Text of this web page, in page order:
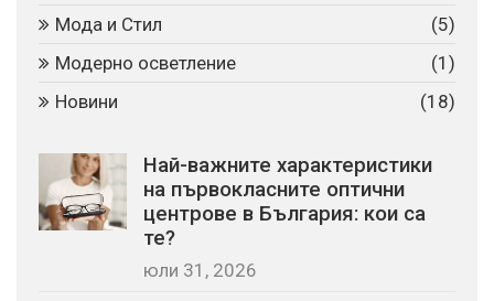
Мода и Стил
(5)
Модерно осветление
(1)
Новини
(18)
Най-важните характеристики
на първокласните оптични
центрове в България: кои са
те?
юли 31, 2026